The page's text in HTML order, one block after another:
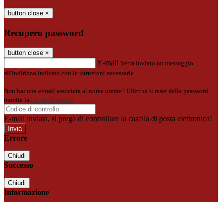
button close ×
Recupero password
button close ×
E-mail Verrà inviato un messaggio
all'indirizzo indicato con le istruzioni necessarie.
Non hai una e-mail associata al nome utente? Effettua il reset della password
tramite la Login Spaggiari
E-mail inviata, si prega di controllare la casella di posta elettronica!
Errore
Chiudi
Successo
Chiudi
Informazione